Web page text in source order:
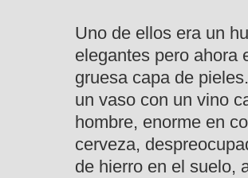
Uno de ellos era un
elegantes pero ahora
gruesa capa de
un vaso con un vino
hombre, enorme en
cerveza,
de hierro en el suelo,